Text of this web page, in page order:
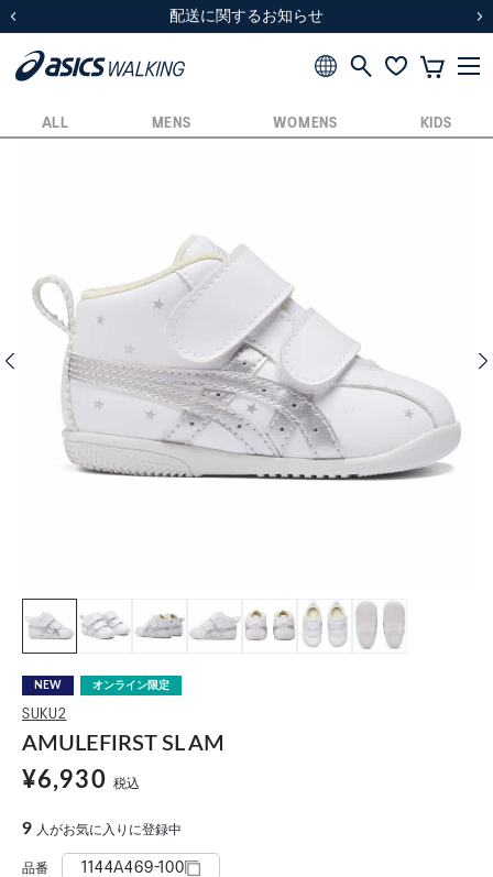
スクスク（SUKU2）価格改定のお知らせ
配送に関するお知らせ
スクスク（SUKU2）価格改定のお知らせ
配送に関するお知らせ
ALL MENS WOMENS KIDS
NEW オンライン限定
SUKU2
AMULEFIRST SL AM
¥6,930 税込
9 人がお気に入りに登録中
品番 1144A469-100